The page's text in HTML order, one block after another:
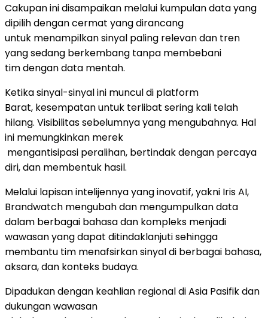
Cakupan ini disampaikan melalui kumpulan data yang
dipilih dengan cermat yang dirancang
untuk menampilkan sinyal paling relevan dan tren
yang sedang berkembang tanpa membebani
tim dengan data mentah.
Ketika sinyal-sinyal ini muncul di platform
Barat, kesempatan untuk terlibat sering kali telah
hilang. Visibilitas sebelumnya yang mengubahnya. Hal
ini memungkinkan merek
mengantisipasi peralihan, bertindak dengan percaya
diri, dan membentuk hasil.
Melalui lapisan intelijennya yang inovatif, yakni Iris AI,
Brandwatch mengubah dan mengumpulkan data
dalam berbagai bahasa dan kompleks menjadi
wawasan yang dapat ditindaklanjuti sehingga
membantu tim menafsirkan sinyal di berbagai bahasa,
aksara, dan konteks budaya.
Dipadukan dengan keahlian regional di Asia Pasifik dan
dukungan wawasan